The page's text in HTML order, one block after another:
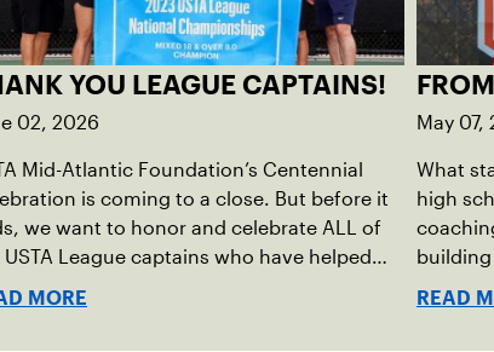
YOU LEAGUE CAPTAINS!
02, 2026
Mid-Atlantic Foundation’s Centennial
is coming to a close. But before it
we want to honor and celebrate ALL of
League captains who have helped
the past 100 years of tennis possible. Our
MORE
May 07,
What
high
READ